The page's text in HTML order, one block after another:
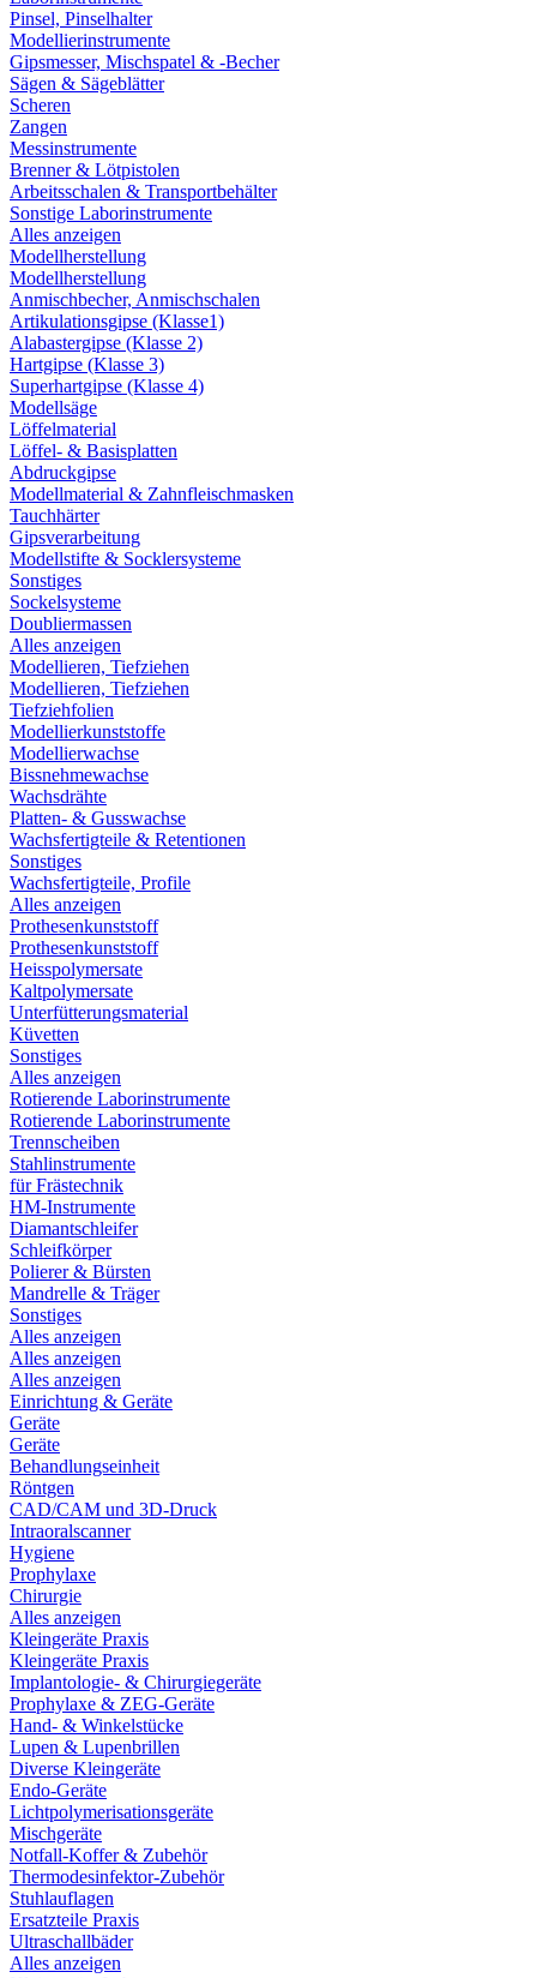
Pinsel, Pinselhalter
Modellierinstrumente
Gipsmesser, Mischspatel & -Becher
Sägen & Sägeblätter
Scheren
Zangen
Messinstrumente
Brenner & Lötpistolen
Arbeitsschalen & Transportbehälter
Sonstige Laborinstrumente
Alles anzeigen
Modellherstellung
Modellherstellung
Anmischbecher, Anmischschalen
Artikulationsgipse (Klasse1)
Alabastergipse (Klasse 2)
Hartgipse (Klasse 3)
Superhartgipse (Klasse 4)
Modellsäge
Löffelmaterial
Löffel- & Basisplatten
Abdruckgipse
Modellmaterial & Zahnfleischmasken
Tauchhärter
Gipsverarbeitung
Modellstifte & Socklersysteme
Sonstiges
Sockelsysteme
Doubliermassen
Alles anzeigen
Modellieren, Tiefziehen
Modellieren, Tiefziehen
Tiefziehfolien
Modellierkunststoffe
Modellierwachse
Bissnehmewachse
Wachsdrähte
Platten- & Gusswachse
Wachsfertigteile & Retentionen
Sonstiges
Wachsfertigteile, Profile
Alles anzeigen
Prothesenkunststoff
Prothesenkunststoff
Heisspolymersate
Kaltpolymersate
Unterfütterungsmaterial
Küvetten
Sonstiges
Alles anzeigen
Rotierende Laborinstrumente
Rotierende Laborinstrumente
Trennscheiben
Stahlinstrumente
für Frästechnik
HM-Instrumente
Diamantschleifer
Schleifkörper
Polierer & Bürsten
Mandrelle & Träger
Sonstiges
Alles anzeigen
Alles anzeigen
Alles anzeigen
Einrichtung & Geräte
Geräte
Geräte
Behandlungseinheit
Röntgen
CAD/CAM und 3D-Druck
Intraoralscanner
Hygiene
Prophylaxe
Chirurgie
Alles anzeigen
Kleingeräte Praxis
Kleingeräte Praxis
Implantologie- & Chirurgiegeräte
Prophylaxe & ZEG-Geräte
Hand- & Winkelstücke
Lupen & Lupenbrillen
Diverse Kleingeräte
Endo-Geräte
Lichtpolymerisationsgeräte
Mischgeräte
Notfall-Koffer & Zubehör
Thermodesinfektor-Zubehör
Stuhlauflagen
Ersatzteile Praxis
Ultraschallbäder
Alles anzeigen